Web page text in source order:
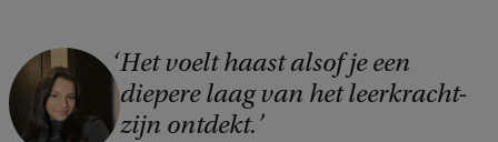
C
o
Het voelt haast alsof je een
diepere laag van het leerkracht-
zijn ontdekt.